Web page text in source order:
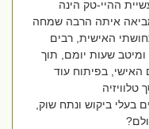
ההיי-טק הינה
איתה הרבה שמחה
האישית, רבים
שעות יומם, תוך
בפיתוח עוד
ביקוש ונתח שוק,